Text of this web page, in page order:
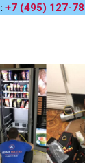
+7 (495) 127-